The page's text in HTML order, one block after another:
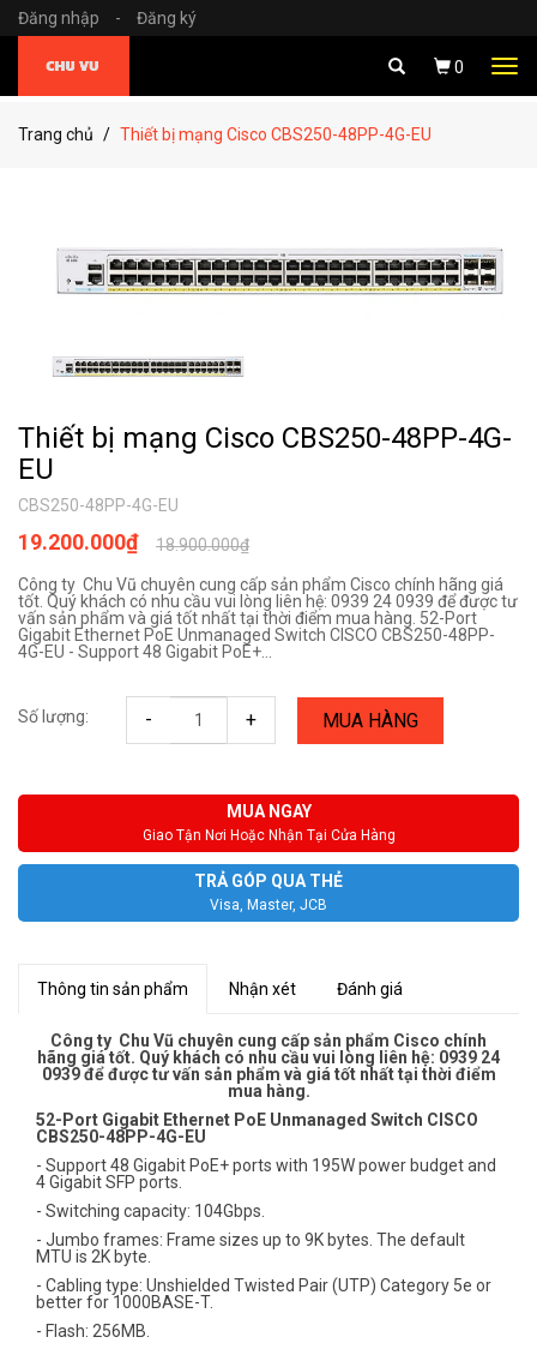
Đăng nhập - Đăng ký
0
Trang chủ Thiết bị mạng Cisco CBS250-48PP-4G-EU
Thiết bị mạng Cisco CBS250-48PP-4G-
EU
CBS250-48PP-4G-EU
18.900.000₫
19.200.000₫
Công ty Chu Vũ chuyên cung cấp sản phẩm Cisco chính hãng giá
tốt. Quý khách có nhu cầu vui lòng liên hệ: 0939 24 0939 để được tư
vấn sản phẩm và giá tốt nhất tại thời điểm mua hàng. 52-Port
Gigabit Ethernet PoE Unmanaged Switch CISCO CBS250-48PP-
4G-EU - Support 48 Gigabit PoE+...
Số lượng: - + MUA HÀNG
MUA NGAY
Giao Tận Nơi Hoặc Nhận Tại Cửa Hàng
TRẢ GÓP QUA THẺ
Visa, Master, JCB
Thông tin sản phẩm Nhận xét Đánh giá
Công ty Chu Vũ chuyên cung cấp sản phẩm Cisco chính
hãng giá tốt. Quý khách có nhu cầu vui lòng liên hệ: 0939 24
0939 để được tư vấn sản phẩm và giá tốt nhất tại thời điểm
mua hàng.
52-Port Gigabit Ethernet PoE Unmanaged Switch CISCO
CBS250-48PP-4G-EU
- Support 48 Gigabit PoE+ ports with 195W power budget and
4 Gigabit SFP ports.
- Switching capacity: 104Gbps.
- Jumbo frames: Frame sizes up to 9K bytes. The default
MTU is 2K byte.
- Cabling type: Unshielded Twisted Pair (UTP) Category 5e or
better for 1000BASE-T.
- Flash: 256MB.